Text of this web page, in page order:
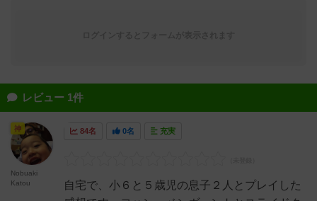
レビュー 1件
84名 0名 充実
自宅で、小６と５歳児の息子２人とプレイした
神
Nobuaki
Katou